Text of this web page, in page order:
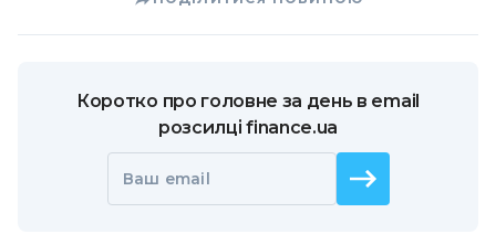
Коротко про головне за день в email
розсилці finance.ua
Ваш email